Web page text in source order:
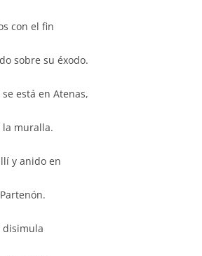
con el fin
sobre su éxodo.
está en Atenas,
la muralla.
y anido en
disimula